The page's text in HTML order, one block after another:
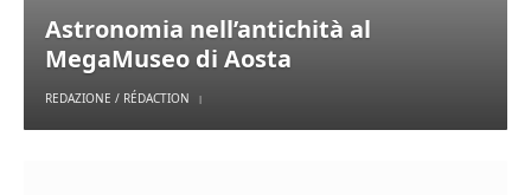
Astronomia nell’antichità al
MegaMuseo di Aosta
REDAZIONE / RÉDACTION